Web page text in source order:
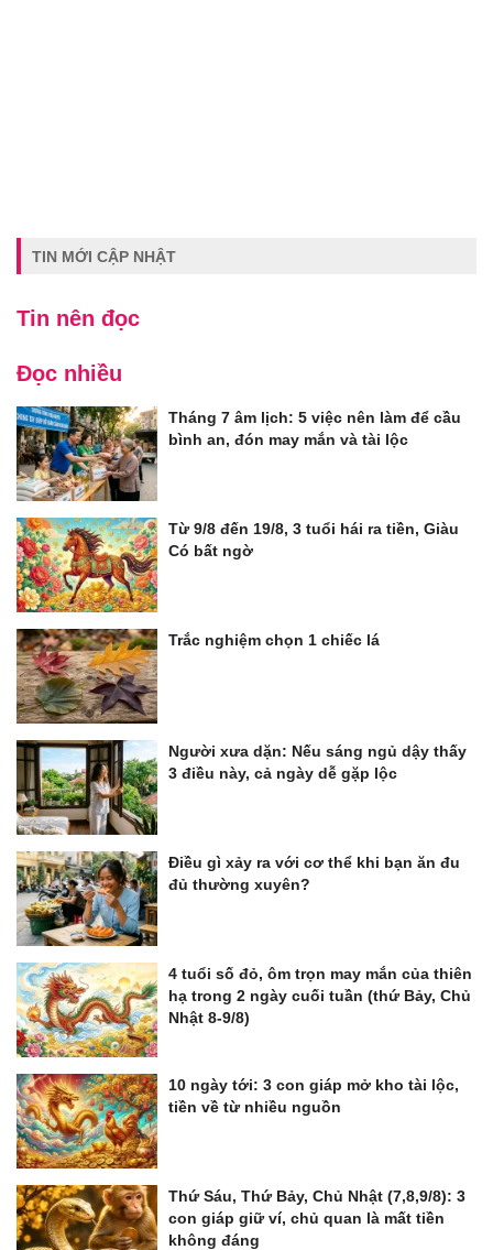
TIN MỚI CẬP NHẬT
Tin nên đọc
Đọc nhiều
Tháng 7 âm lịch: 5 việc nên làm để cầu
bình an, đón may mắn và tài lộc
Từ 9/8 đến 19/8, 3 tuổi hái ra tiền, Giàu
Có bất ngờ
Trắc nghiệm chọn 1 chiếc lá
Người xưa dặn: Nếu sáng ngủ dậy thấy
3 điều này, cả ngày dễ gặp lộc
Điều gì xảy ra với cơ thể khi bạn ăn đu
đủ thường xuyên?
4 tuổi số đỏ, ôm trọn may mắn của thiên
hạ trong 2 ngày cuối tuần (thứ Bảy, Chủ
Nhật 8-9/8)
10 ngày tới: 3 con giáp mở kho tài lộc,
tiền về từ nhiều nguồn
Thứ Sáu, Thứ Bảy, Chủ Nhật (7,8,9/8): 3
con giáp giữ ví, chủ quan là mất tiền
không đáng